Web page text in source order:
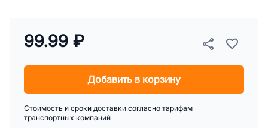
99.99 ₽
Добавить в корзину
Стоимость и сроки доставки согласно тарифам
транспортных компаний